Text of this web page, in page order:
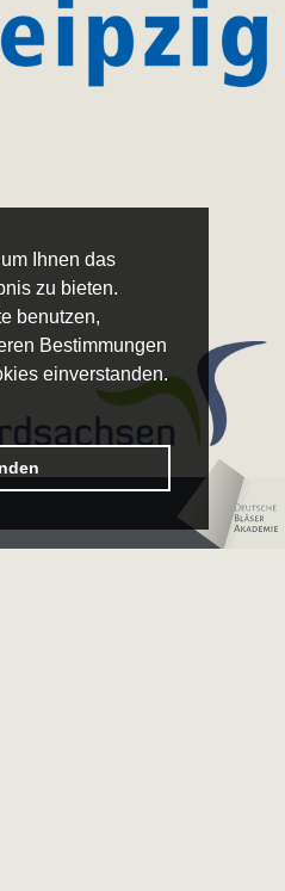
Ihnen das
zu bieten.
benutzen,
Bestimmungen
einverstanden.
Logo – Deutsche